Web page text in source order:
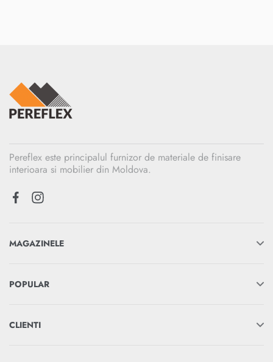
Pereflex este principalul furnizor de materiale de finisare
interioara si mobilier din Moldova.
MAGAZINELE
POPULAR
CLIENTI